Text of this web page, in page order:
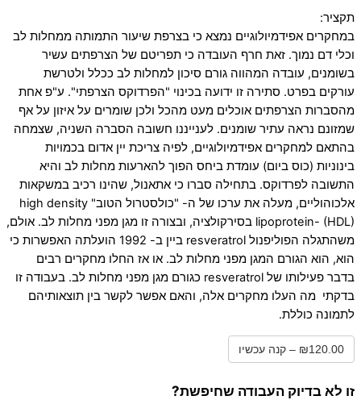
תקציר:
במחקרים אפידמיולוגיים נמצא כי בצרפת שיעור התמותה ממחלות לב
וכלי דם נמוך. זאת חרף העובדה כי תפריטם של הצרפתים עשיר
בשומנים, עובדה המהווה גורם סיכון למחלות לב ככלל ולטרשת
עורקים בפרט. סתירה זו ידועה בכינוי "הפרדוקס הצרפתי". ע"פ אחת
מהסברות הצרפתים אוכלים מעט מהכל ולכן שומרים על איזון על אף
שמזונם נראה עתיר שומנים. לענייננו חשובה הסברה השניה, שצמחה
בהתאם למחקרים אפידמיולוגיים, לפיה צריכת יין אדום בכמויות
בינוניות (כוס ביום) עומדת ביחס הפוך להארעות מחלות לב והיא
התשובה לפרדוקס. בתחילה סברו כי אתאנול, שהינו רכיב במשקאות
אלכוהוליים, מעלה את ערכו של ה- "כולסטרול הטוב" high density
lipoprotein- (HDL) בסירקולציה, ובצורה זו מגן מפני מחלות לב. אולם,
משהתגלה הפוליפנול resveratrol ביין ב- 1992 הועלתה האפשרות כי
הוא, הוא הגורם המגן מפני מחלות לב. או אז החלו מחקרים רבים
בדבר פעילותו של resveratrol כגורם מגן מפני מחלות לב. בעבודה זו
בדקתי מה העלו מחקרים אלה, והאם אפשר לקשר בין תוצאותיהם
לתמונה כוללת.
₪120.00 – קנה עכשיו
זו לא בדיוק העבודה שחיפשת?